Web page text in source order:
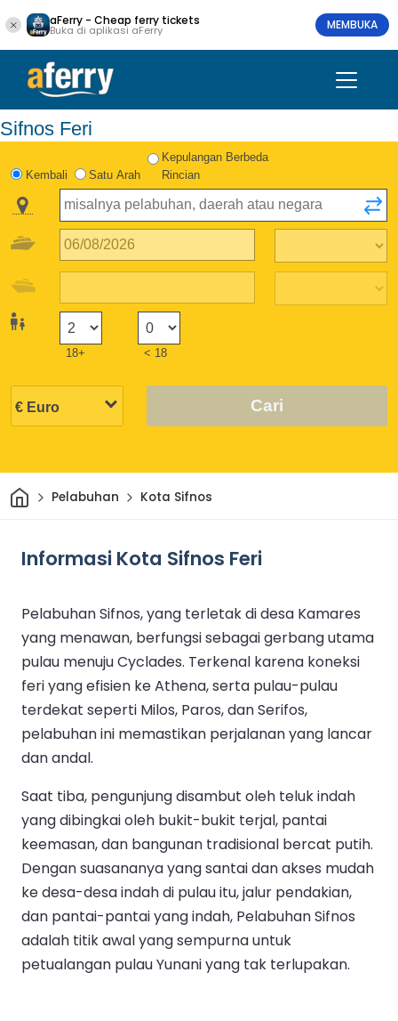
aFerry - Cheap ferry tickets
Buka di aplikasi aFerry MEMBUKA
Sifnos Feri
Kembali Satu Arah
Kepulangan Berbeda
Rincian
18+ < 18
Cari
Rumah
Pelabuhan Kota Sifnos
Informasi Kota Sifnos Feri
Pelabuhan Sifnos, yang terletak di desa Kamares
yang menawan, berfungsi sebagai gerbang utama
pulau menuju Cyclades. Terkenal karena koneksi
feri yang efisien ke Athena, serta pulau-pulau
terdekat seperti Milos, Paros, dan Serifos,
pelabuhan ini memastikan perjalanan yang lancar
dan andal.
Saat tiba, pengunjung disambut oleh teluk indah
yang dibingkai oleh bukit-bukit terjal, pantai
keemasan, dan bangunan tradisional bercat putih.
Dengan suasananya yang santai dan akses mudah
ke desa-desa indah di pulau itu, jalur pendakian,
dan pantai-pantai yang indah, Pelabuhan Sifnos
adalah titik awal yang sempurna untuk
petualangan pulau Yunani yang tak terlupakan.